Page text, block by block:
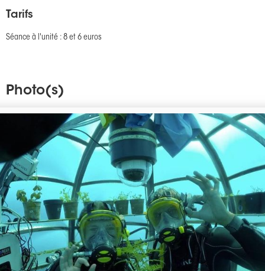
Tarifs
Séance à l'unité : 8 et 6 euros
Photo(s)